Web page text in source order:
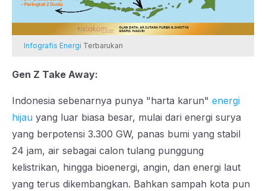
Infografis Energi Terbarukan
Gen Z Take Away:
Indonesia sebenarnya punya "harta karun" energi
hijau yang luar biasa besar, mulai dari energi surya
yang berpotensi 3.300 GW, panas bumi yang stabil
24 jam, air sebagai calon tulang punggung
kelistrikan, hingga bioenergi, angin, dan energi laut
yang terus dikembangkan. Bahkan sampah kota pun